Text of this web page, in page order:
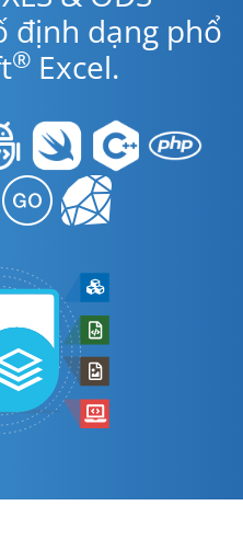
định dạng phổ
® Excel.